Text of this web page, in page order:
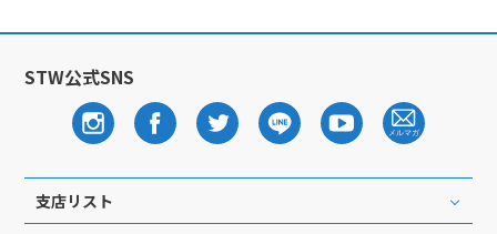
STW公式SNS
支店リスト